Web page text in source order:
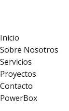
Inicio
Sobre Nosotros
Servicios
Proyectos
Contacto
PowerBox